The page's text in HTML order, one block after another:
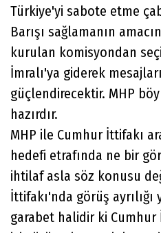
Türkiye'yi sabote etme
Barışı sağlamanın
kurulan komisyondan
İmralı'ya giderek
güçlendirecektir. MHP
hazırdır.
MHP ile Cumhur İttifakı
hedefi etrafında ne bir
ihtilaf asla söz konusu
İttifakı'nda görüş
garabet halidir ki